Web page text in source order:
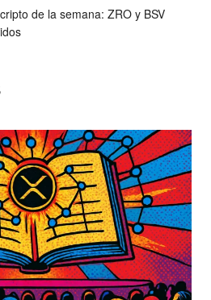
de la semana: ZRO y BSV